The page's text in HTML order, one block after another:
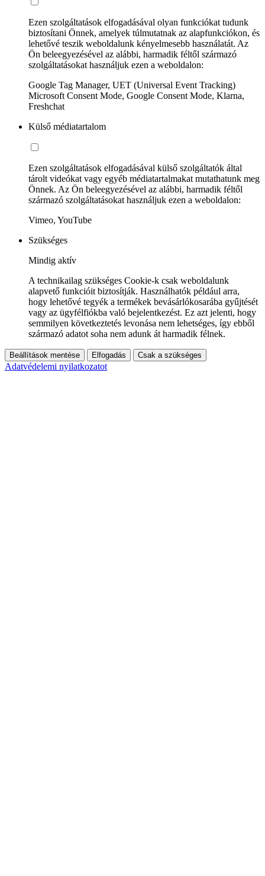
Ezen szolgáltatások elfogadásával olyan funkciókat tudunk
biztosítani Önnek, amelyek túlmutatnak az alapfunkciókon, és
lehetővé teszik weboldalunk kényelmesebb használatát. Az
Ön beleegyezésével az alábbi, harmadik féltől származó
szolgáltatásokat használjuk ezen a weboldalon:
Google Tag Manager, UET (Universal Event Tracking)
Microsoft Consent Mode, Google Consent Mode, Klarna,
Freshchat
Külső médiatartalom
Ezen szolgáltatások elfogadásával külső szolgáltatók által
tárolt videókat vagy egyéb médiatartalmakat mutathatunk meg
Önnek. Az Ön beleegyezésével az alábbi, harmadik féltől
származó szolgáltatásokat használjuk ezen a weboldalon:
Vimeo, YouTube
Szükséges
Mindig aktív
A technikailag szükséges Cookie-k csak weboldalunk
alapvető funkcióit biztosítják. Használhatók például arra,
hogy lehetővé tegyék a termékek bevásárlókosarába gyűjtését
vagy az ügyfélfiókba való bejelentkezést. Ez azt jelenti, hogy
semmilyen következtetés levonása nem lehetséges, így ebből
származó adatot soha nem adunk át harmadik félnek.
Beállítások mentése Elfogadás Csak a szükséges
Adatvédelemi nyilatkozatot